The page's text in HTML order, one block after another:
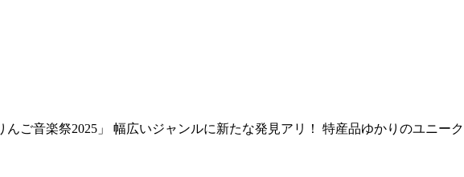
んご音楽祭2025」 幅広いジャンルに新たな発見アリ！ 特産品ゆかりのユニー